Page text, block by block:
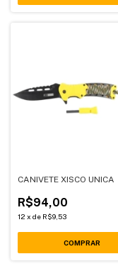
CANIVETE XISCO UNICA
R$94,00
12 x de R$9,53